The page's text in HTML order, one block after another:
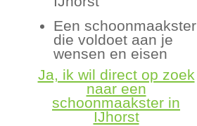
Een schoonmaakster
die voldoet aan je
wensen en eisen
Ja, ik wil direct op zoek
naar een
schoonmaakster in
IJhorst